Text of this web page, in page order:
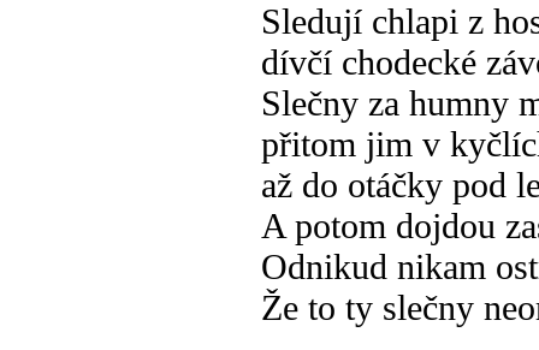
Sledují chlapi z
dívčí chodecké
Slečny za humny
přitom jim v
až do otáčky pod
A potom dojdou
Odnikud nikam
Že to ty slečny